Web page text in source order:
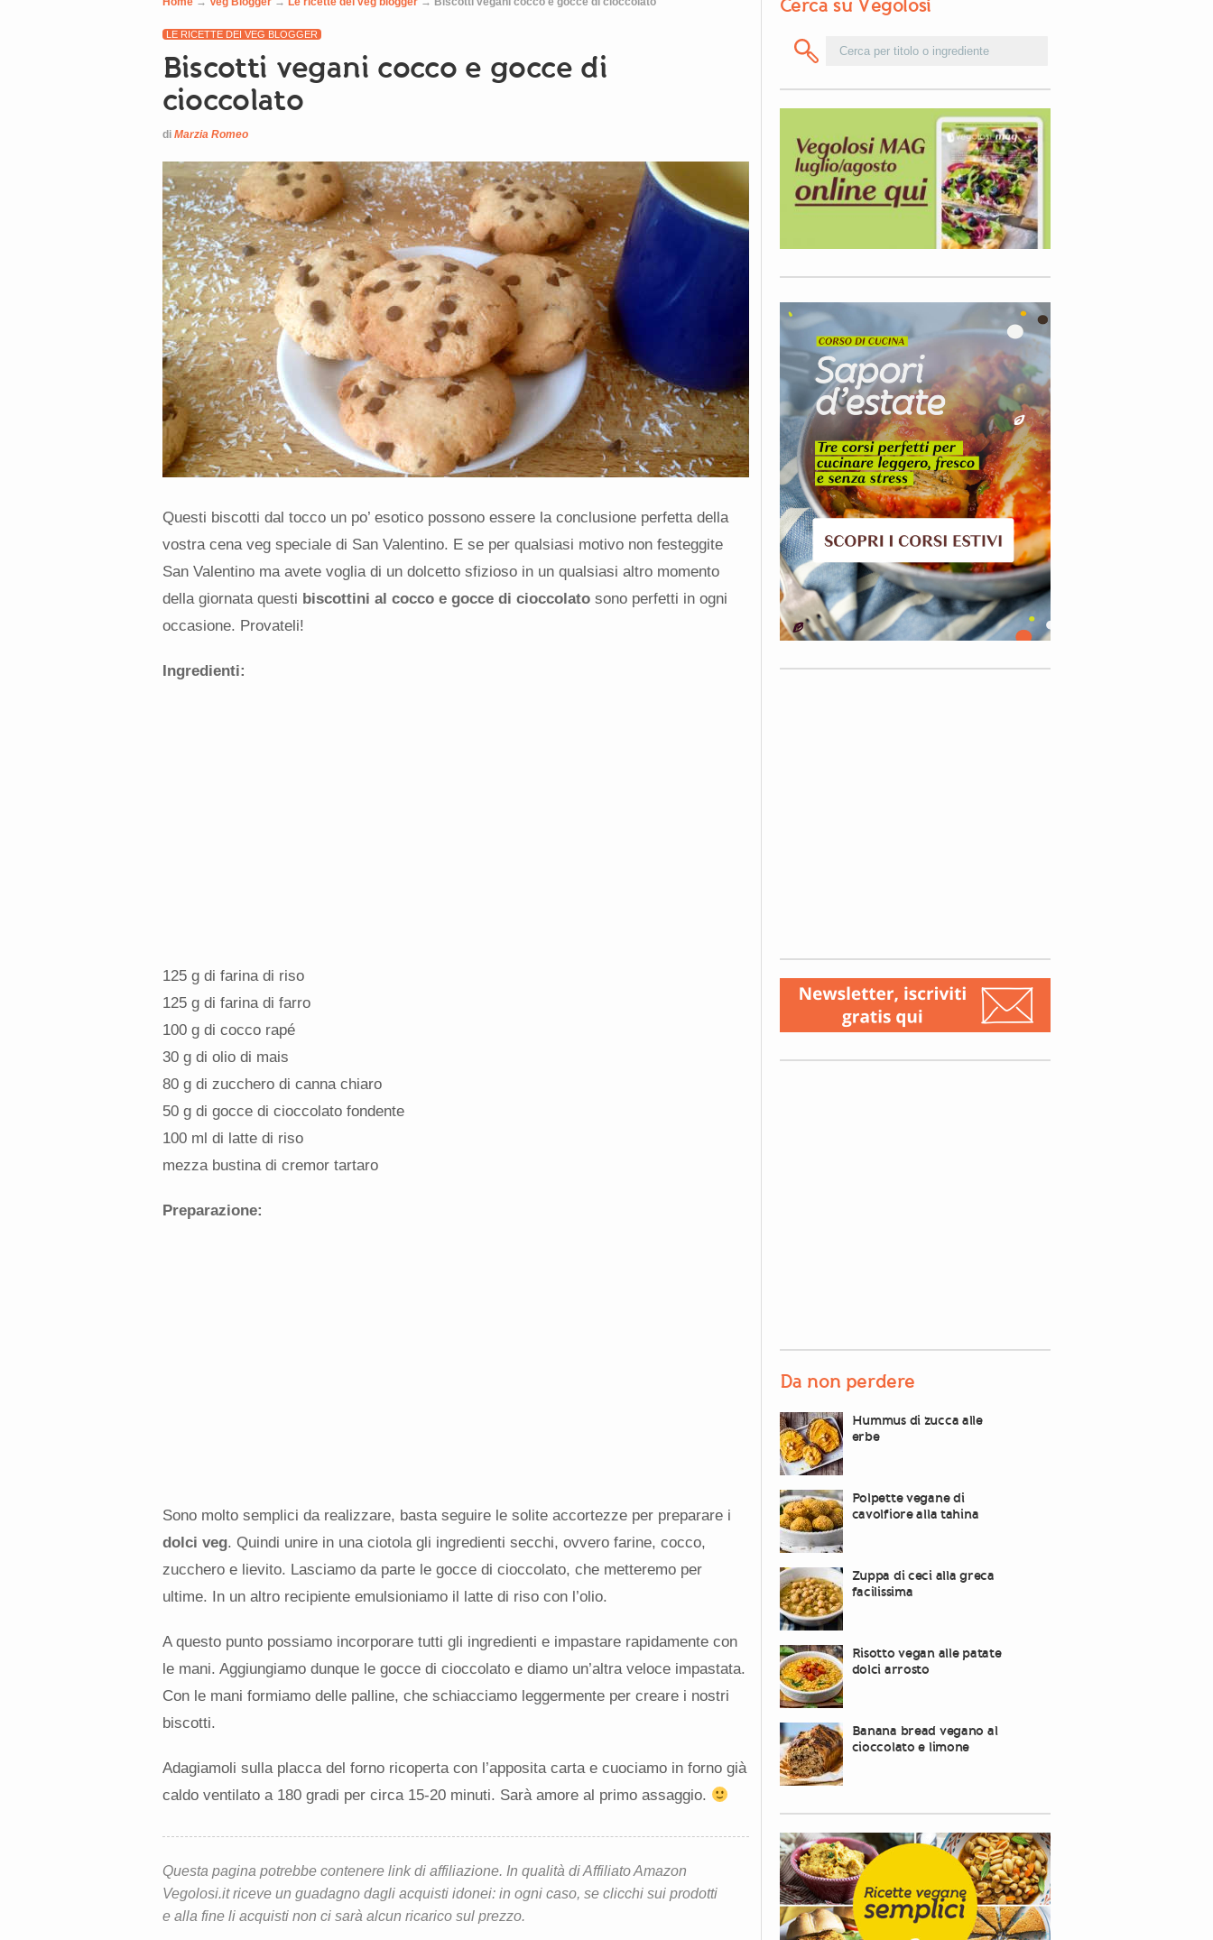
LE RICETTE DEI VEG BLOGGER
Biscotti vegani cocco e gocce di
cioccolato
di Marzia Romeo
Questi biscotti dal tocco un po’ esotico possono essere la conclusione perfetta della
vostra cena veg speciale di San Valentino. E se per qualsiasi motivo non festeggite
San Valentino ma avete voglia di un dolcetto sfizioso in un qualsiasi altro momento
della giornata questi biscottini al cocco e gocce di cioccolatosono perfetti in ogni
occasione. Provateli!
Ingredienti:
125 g di farina di riso
125 g di farina di farro
100 g di cocco rapé
30 g di olio di mais
80 g di zucchero di canna chiaro
50 g di gocce di cioccolato fondente
100 ml di latte di riso
mezza bustina di cremor tartaro
Preparazione:
Sono molto semplici da realizzare, basta seguire le solite accortezze per preparare i
dolci veg. Quindi unire in una ciotola gli ingredienti secchi, ovvero farine, cocco,
zucchero e lievito. Lasciamo da parte le gocce di cioccolato, che metteremo per
ultime. In un altro recipiente emulsioniamo il latte di riso con l’olio.
A questo punto possiamo incorporare tutti gli ingredienti e impastare rapidamente con
le mani. Aggiungiamo dunque le gocce di cioccolato e diamo un’altra veloce impastata.
Con le mani formiamo delle palline, che schiacciamo leggermente per creare i nostri
biscotti.
Adagiamoli sulla placca del forno ricoperta con l’apposita carta e cuociamo in forno già
caldo ventilato a 180 gradi per circa 15-20 minuti. Sarà amore al primo assaggio.
Questa pagina potrebbe contenere link di affiliazione. In qualità di Affiliato Amazon
Vegolosi.it riceve un guadagno dagli acquisti idonei: in ogni caso, se clicchi sui prodotti
e alla fine li acquisti non ci sarà alcun ricarico sul prezzo.
Cerca su Vegolosi
Da non perdere
Hummus di zucca alle
erbe
Polpette vegane di
cavolfiore alla tahina
Zuppa di ceci alla greca
facilissima
Risotto vegan alle patate
dolci arrosto
Banana bread vegano al
cioccolato e limone